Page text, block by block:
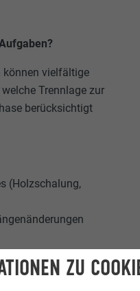
können vielfältige
Trennlage zur
berücksichtigt
(Holzschalung,
Nägeln aus der
ZU